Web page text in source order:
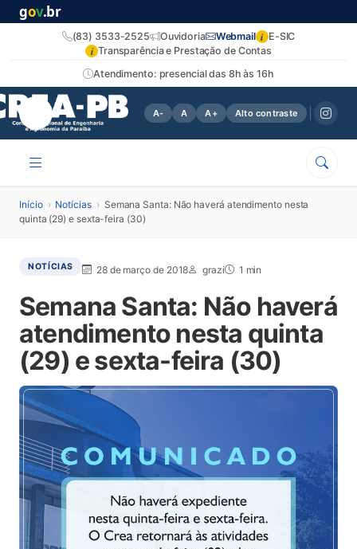
gov.br
Atendimento: presencial das 8h às 16h
(83) 3533-2525 Ouvidoria Webmail i E-SIC
i Transparência e Prestação de Contas
A- A A+ Alto contraste
Início › Notícias › Semana Santa: Não haverá atendimento nesta
quinta (29) e sexta-feira (30)
NOTÍCIAS 28 de março de 2018 grazi 1 min
Semana Santa: Não haverá
atendimento nesta quinta
(29) e sexta-feira (30)